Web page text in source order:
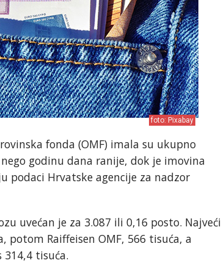
foto: Pixabay
fonda (OMF) imala su ukupno
godinu dana ranije, dok je imovina
podaci Hrvatske agencije za nadzor
uvećan je za 3.087 ili 0,16 posto. Najveći
potom Raiffeisen OMF, 566 tisuća, a
314,4 tisuća.